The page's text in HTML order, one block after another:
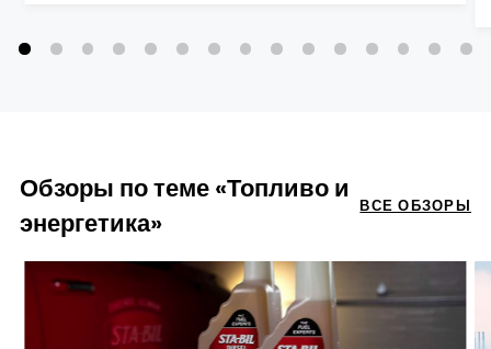
Обзоры по теме «Топливо и
энергетика»
ВСЕ ОБЗОРЫ